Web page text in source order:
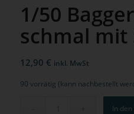
1/50
schmal mit
12,90 € inkl. MwSt
90 vorrätig (kann nachbestellt
In